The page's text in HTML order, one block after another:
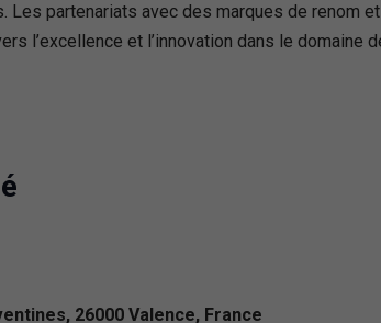
partenariats avec des marques de renom
l’excellence et l’innovation dans le domaine
26000 Valence, France